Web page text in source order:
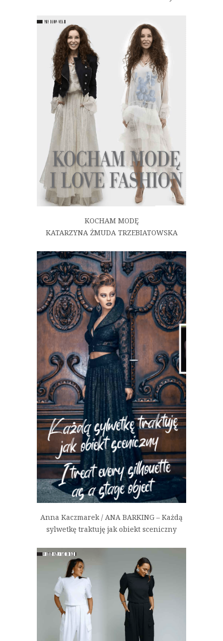
KOCHAM MODĘ
KATARZYNA ŻMUDA TRZEBIATOWSKA
Anna Kaczmarek / ANA BARKING – Każdą
sylwetkę traktuję jak obiekt sceniczny